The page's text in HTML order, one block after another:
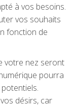
à vos besoins.
vos souhaits
fonction de
votre nez seront
pourra
désirs, car